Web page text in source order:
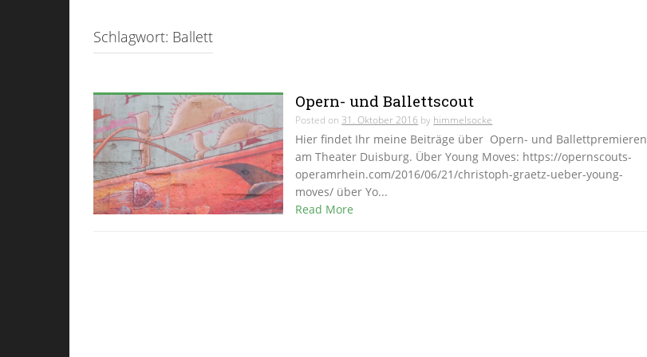
Schlagwort: Ballett
Opern- und Ballettscout
Posted on31. Oktober 2016 by himmelsocke
Hier findet Ihr meine Beiträge über Opern- und Ballettpremieren
am Theater Duisburg. Über Young Moves: https://opernscouts-
operamrhein.com/2016/06/21/christoph-graetz-ueber-young-
moves/ über Yo...
Read More